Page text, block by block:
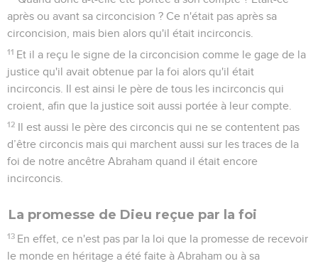
après ou avant sa circoncision ? Ce n'était pas après sa
circoncision, mais bien alors qu'il était incirconcis.
11 Et il a reçu le signe de la circoncision comme le gage de la
justice qu'il avait obtenue par la foi alors qu'il était
incirconcis. Il est ainsi le père de tous les incirconcis qui
croient, afin que la justice soit aussi portée à leur compte.
12 Il est aussi le père des circoncis qui ne se contentent pas
d’être circoncis mais qui marchent aussi sur les traces de la
foi de notre ancêtre Abraham quand il était encore
incirconcis.
La promesse de Dieu reçue par la foi
13 En effet, ce n'est pas par la loi que la promesse de recevoir
le monde en héritage a été faite à Abraham ou à sa